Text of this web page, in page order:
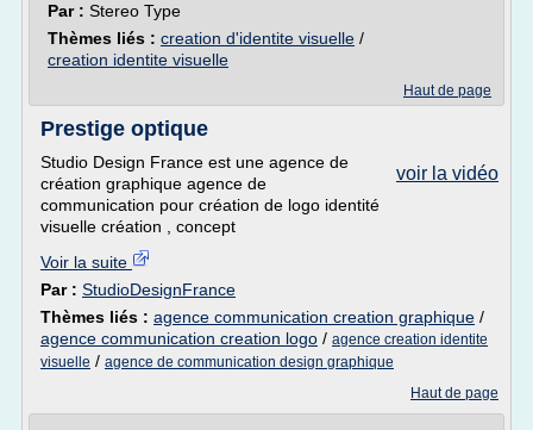
Par : Stereo Type
Thèmes liés : creation d'identite visuelle /
creation identite visuelle
Haut de page
Prestige optique
voir la vidéo
Studio Design France est une agence de
création graphique agence de
communication pour création de logo identité
visuelle création , concept
Voir la suite
Par : StudioDesignFrance
Thèmes liés : agence communication creation graphique /
agence communication creation logo / agence creation identite
visuelle / agence de communication design graphique
Haut de page